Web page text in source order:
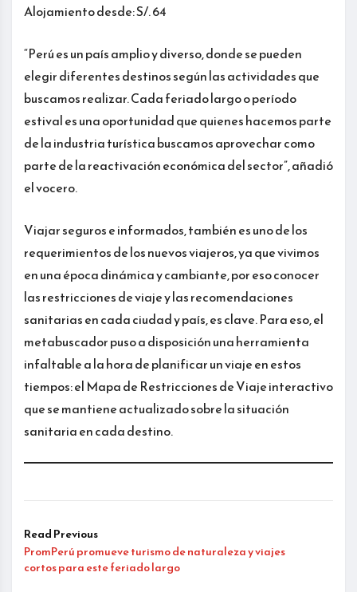
Alojamiento desde: S/. 64
“Perú es un país amplio y diverso, donde se pueden
elegir diferentes destinos según las actividades que
buscamos realizar. Cada feriado largo o período
estival es una oportunidad que quienes hacemos parte
de la industria turística buscamos aprovechar como
parte de la reactivación económica del sector”, añadió
el vocero.
Viajar seguros e informados, también es uno de los
requerimientos de los nuevos viajeros, ya que vivimos
en una época dinámica y cambiante, por eso conocer
las restricciones de viaje y las recomendaciones
sanitarias en cada ciudad y país, es clave. Para eso, el
metabuscador puso a disposición una herramienta
infaltable a la hora de planificar un viaje en estos
tiempos: el Mapa de Restricciones de Viaje interactivo
que se mantiene actualizado sobre la situación
sanitaria en cada destino.
Read Previous
PromPerú promueve turismo de naturaleza y viajes
cortos para este feriado largo